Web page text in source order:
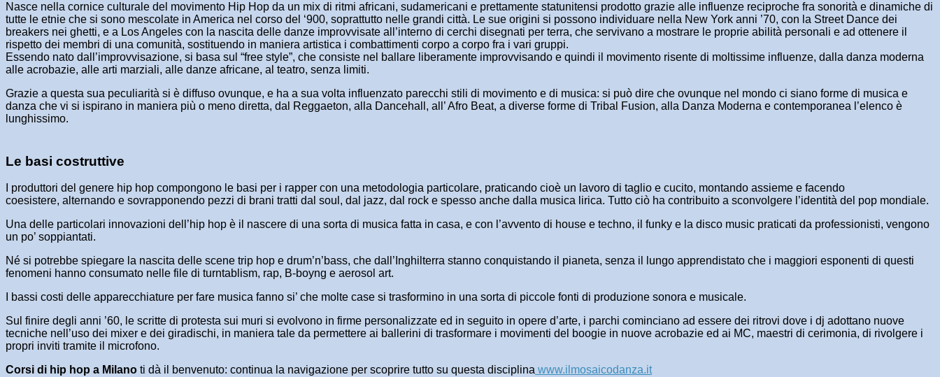
Nasce nella cornice culturale del movimento Hip Hop da un mix di ritmi africani, sudamericani e prettamente statunitensi prodotto grazie alle influenze reciproche fra sonorità e dinamiche di
tutte le etnie che si sono mescolate in America nel corso del ‘900, soprattutto nelle grandi città. Le sue origini si possono individuare nella New York anni ’70, con la Street Dance dei
breakers nei ghetti, e a Los Angeles con la nascita delle danze improvvisate all’interno di cerchi disegnati per terra, che servivano a mostrare le proprie abilità personali e ad ottenere il
rispetto dei membri di una comunità, sostituendo in maniera artistica i combattimenti corpo a corpo fra i vari gruppi.
Essendo nato dall’improvvisazione, si basa sul “free style”, che consiste nel ballare liberamente improvvisando e quindi il movimento risente di moltissime influenze, dalla danza moderna
alle acrobazie, alle arti marziali, alle danze africane, al teatro, senza limiti.
Grazie a questa sua peculiarità si è diffuso ovunque, e ha a sua volta influenzato parecchi stili di movimento e di musica: si può dire che ovunque nel mondo ci siano forme di musica e
danza che vi si ispirano in maniera più o meno diretta, dal Reggaeton, alla Dancehall, all’ Afro Beat, a diverse forme di Tribal Fusion, alla Danza Moderna e contemporanea l’elenco è
lunghissimo.
Le basi costruttive
I produttori del genere hip hop compongono le basi per i rapper con una metodologia particolare, praticando cioè un lavoro di taglio e cucito, montando assieme e facendo
coesistere, alternando e sovrapponendo pezzi di brani tratti dal soul, dal jazz, dal rock e spesso anche dalla musica lirica. Tutto ciò ha contribuito a sconvolgere l’identità del pop mondiale.
Una delle particolari innovazioni dell’hip hop è il nascere di una sorta di musica fatta in casa, e con l’avvento di house e techno, il funky e la disco music praticati da professionisti, vengono
un po’ soppiantati.
Né si potrebbe spiegare la nascita delle scene trip hop e drum’n’bass, che dall’Inghilterra stanno conquistando il pianeta, senza il lungo apprendistato che i maggiori esponenti di questi
fenomeni hanno consumato nelle file di turntablism, rap, B-boyng e aerosol art.
I bassi costi delle apparecchiature per fare musica fanno si’ che molte case si trasformino in una sorta di piccole fonti di produzione sonora e musicale.
Sul finire degli anni ’60, le scritte di protesta sui muri si evolvono in firme personalizzate ed in seguito in opere d’arte, i parchi cominciano ad essere dei ritrovi dove i dj adottano nuove
tecniche nell’uso dei mixer e dei giradischi, in maniera tale da permettere ai ballerini di trasformare i movimenti del boogie in nuove acrobazie ed ai MC, maestri di cerimonia, di rivolgere i
propri inviti tramite il microfono.
Corsi di hip hop a Milano ti dà il benvenuto: continua la navigazione per scoprire tutto su questa disciplina www.ilmosaicodanza.it